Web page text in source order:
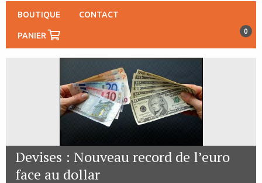
BOUTIQUE CONTACT
PANIER 0
Devises : Nouveau record de l’euro
face au dollar